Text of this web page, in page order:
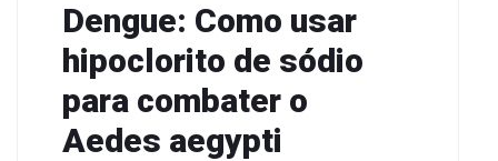
Dengue: Como usar
hipoclorito de sódio
para combater o
Aedes aegypti